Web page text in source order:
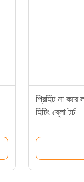
প্রিহিট না করে
হিটিং ব্লো টর্চ